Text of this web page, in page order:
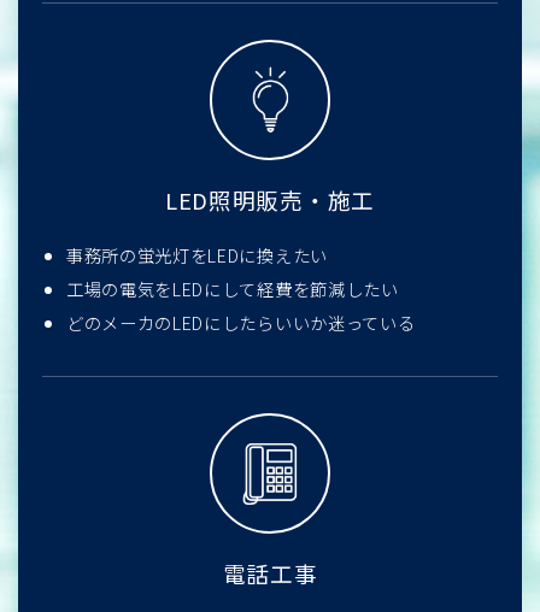
LED照明販売・施工
事務所の蛍光灯をLEDに換えたい
工場の電気をLEDにして経費を節減したい
どのメーカのLEDにしたらいいか迷っている
電話工事